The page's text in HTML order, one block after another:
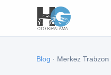
Blog · Merkez